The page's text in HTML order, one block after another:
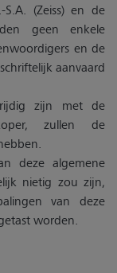
S.A. (Zeiss) en de
geen enkele
en de
aanvaard
zijn met de
zullen de
deze algemene
nietig zou zijn,
van deze
worden.